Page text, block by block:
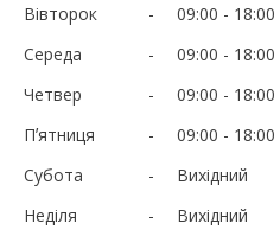
Вівторок
09:00
18:00
Середа
09:00
18:00
Четвер
09:00
18:00
Пʼятниця
09:00
18:00
Субота
Вихідний
Неділя
Вихідний